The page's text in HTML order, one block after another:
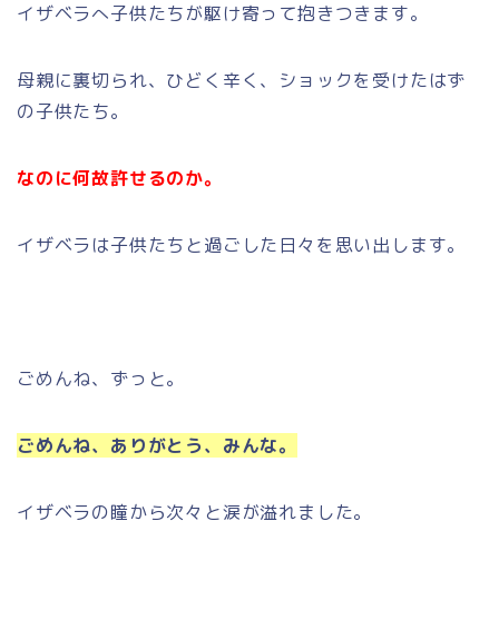
イザベラへ子供たちが駆け寄って抱きつきます。
母親に裏切られ、ひどく辛く、ショックを受けたはず
の子供たち。
なのに何故許せるのか。
イザベラは子供たちと過ごした日々を思い出します。
ごめんね、ずっと。
ごめんね、ありがとう、みんな。
イザベラの瞳から次々と涙が溢れました。